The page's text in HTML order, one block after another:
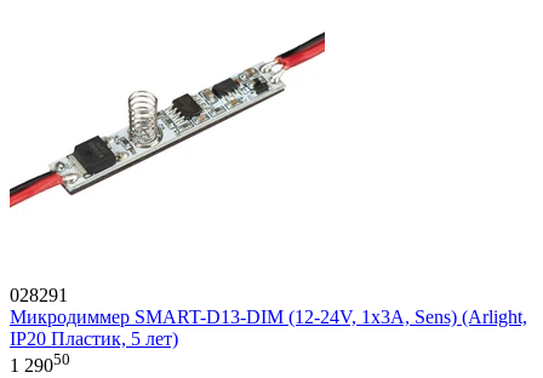
028291
Микродиммер SMART-D13-DIM (12-24V, 1x3A, Sens) (Arlight,
IP20 Пластик, 5 лет)
1 29050